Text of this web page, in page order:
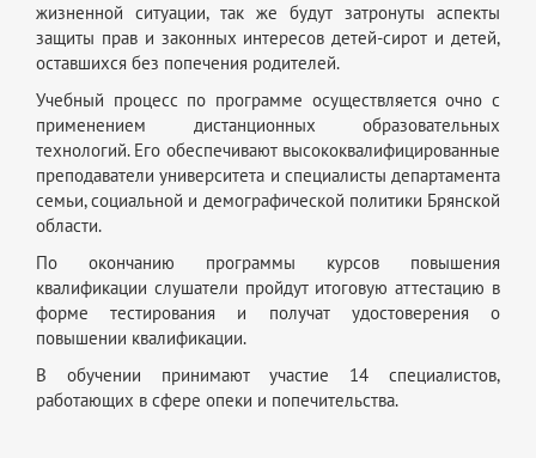
жизненной ситуации, так же будут затронуты аспекты
защиты прав и законных интересов детей-сирот и детей,
оставшихся без попечения родителей.
Учебный процесс по программе осуществляется очно с
применением дистанционных образовательных
технологий. Его обеспечивают высококвалифицированные
преподаватели университета и специалисты департамента
семьи, социальной и демографической политики Брянской
области.
По окончанию программы курсов повышения
квалификации слушатели пройдут итоговую аттестацию в
форме тестирования и получат удостоверения о
повышении квалификации.
В обучении принимают участие 14 специалистов,
работающих в сфере опеки и попечительства.